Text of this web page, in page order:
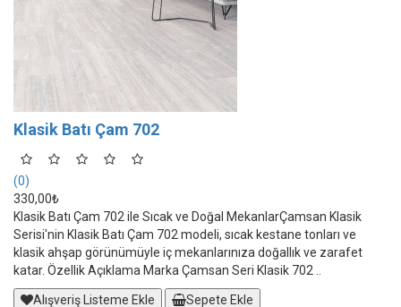
Klasik Batı Çam 702
(0)
330,00₺
Klasik Batı Çam 702 ile Sıcak ve Doğal MekanlarÇamsan Klasik
Serisi'nin Klasik Batı Çam 702 modeli, sıcak kestane tonları ve
klasik ahşap görünümüyle iç mekanlarınıza doğallık ve zarafet
katar. Özellik Açıklama Marka Çamsan Seri Klasik 702 ..
Alışveriş Listeme Ekle
Sepete Ekle